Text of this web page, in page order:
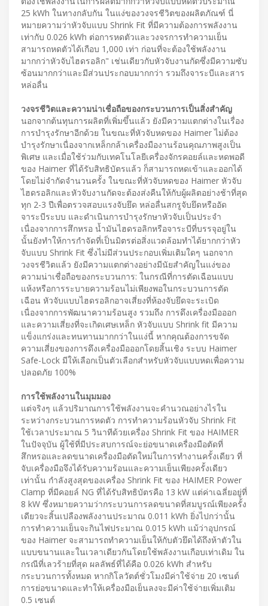
25 kWh ในทางกลับกัน ในแง่ของวงจรชีวิตของผลิตภัณฑ์ นี่
หมายความว่าหัวจับแบบ Shrink Fit ที่มีความต้องการพลังงาน
เท่ากับ 0.026 kWh ต่อการหดตัวและวงจรการทำความเย็น
สามารถหดตัวได้เกือบ 1,000 เท่า ก่อนที่จะต้องใช้พลังงาน
มากกว่าหัวจับไฮดรอลิก" เช่นเดียวกับหัวจับงานกัดซึ่งมีความซับ
ซ้อนมากกว่าและมีส่วนประกอบมากกว่า รวมถึงจาระบีและสาร
หล่อลื่น
วงจรชีวิตและความน่าเชื่อถือของกระบวนการเป็นสิ่งสำคัญ
นอกจากต้นทุนการผลิตที่เพิ่มขึ้นแล้ว ยังมีความแตกต่างในเรื่อง
การบำรุงรักษาอีกด้วย ในขณะที่หัวจับหดของ Haimer ไม่ต้อง
บำรุงรักษาเนื่องจากเหล็กกล้าเครื่องมืองานร้อนคุณภาพสูงเป็น
พิเศษ และเมื่อใช้ร่วมกับเทคโนโลยีเครื่องจักรคอยล์และหดพอดี
ของ Haimer ที่ได้รับสิทธิบัตรแล้ว ก็สามารถหดเข้าและออกได้
โดยไม่จำกัดจำนวนครั้ง ในขณะที่หัวจับหดของ Haimer หัวจับ
ไฮดรอลิกและหัวจับงานกัดจะต้องส่งคืนให้กับผู้ผลิตอย่างช้าที่สุด
ทุก 2-3 ปีเพื่อตรวจสอบแรงจับยึด หล่อลื่นสกรูจับยึดหรืออัด
จาระบีระบบ และดำเนินการบำรุงรักษาหัวจับเป็นประจำ
เนื่องจากการสึกหรอ น้ำมันไฮดรอลิกหรือจาระบีที่บรรจุอยู่ใน
นั้นยังทำให้การกำจัดที่เป็นมิตรต่อสิ่งแวดล้อมทำได้ยากกว่าหัว
จับแบบ Shrink Fit ซึ่งไม่มีส่วนประกอบเพิ่มเติมใดๆ นอกจาก
วงจรชีวิตแล้ว ยังมีความแตกต่างอย่างมีนัยสำคัญในแง่ของ
ความน่าเชื่อถือของกระบวนการ: ในกรณีที่การตัดเฉือนแบบ
แห้งหรือการระบายความร้อนไม่เพียงพอในกระบวนการตัด
เฉือน หัวจับแบบไฮดรอลิกอาจเสี่ยงที่ห้องจับยึดจะระเบิด
เนื่องจากการพัฒนาความร้อนสูง รวมถึง การดึงเครื่องมือออก
และความเสี่ยงที่จะเกิดเศษเหล็ก หัวจับแบบ Shrink fit มีความ
แข็งแกร่งและทนทานมากกว่าในแง่นี้ หากคุณต้องการขจัด
ความเสี่ยงของการดึงเครื่องมือออกโดยสิ้นเชิง ระบบ Haimer
Safe-Lock มีให้เลือกเป็นตัวเลือกสำหรับหัวจับแบบหดเพื่อความ
ปลอดภัย 100%
การใช้พลังงานในมุมมอง
แต่จริงๆ แล้วปริมาณการใช้พลังงานจะคำนวณอย่างไรใน
ระหว่างกระบวนการหดตัว การทำความร้อนหัวจับ Shrink Fit
ใช้เวลาประมาณ 5 วินาทีด้วยเครื่อง Shrink Fit ของ HAIMER
ในปัจจุบัน ผู้ใช้ที่มีประสบการณ์จะย่อขนาดเครื่องมือตัดที่
สึกหรอและลดขนาดเครื่องมือตัดใหม่ในการทำงานครั้งเดียว ที่
จับเครื่องมือจึงได้รับความร้อนและความเย็นเพียงครั้งเดียว
เท่านั้น กำลังสูงสุดของเครื่อง Shrink Fit ของ HAIMER Power
Clamp ที่มีคอยล์ NG ที่ได้รับสิทธิบัตรคือ 13 kW แต่ค่าเฉลี่ยอยู่ที่
8 kW ซึ่งหมายความว่ากระบวนการลดขนาดที่สมบูรณ์เพียงครั้ง
เดียวจะสิ้นเปลืองพลังงานประมาณ 0.011 kWh ยิ่งไปกว่านั้น
การทำความเย็นจะกินไฟประมาณ 0.015 kWh แม้ว่าอุปกรณ์
ของ Haimer จะสามารถทำความเย็นให้กับตัวยึดได้ถึงห้าตัวใน
แบบขนานและในเวลาเดียวกันโดยใช้พลังงานเกือบเท่าเดิม ใน
กรณีที่เลวร้ายที่สุด ผลลัพธ์ที่ได้คือ 0.026 kWh สำหรับ
กระบวนการทั้งหมด หากกิโลวัตต์ชั่วโมงมีค่าใช้จ่าย 20 เซนต์
การย่อขนาดและทำให้เครื่องมือเย็นลงจะมีค่าใช้จ่ายเพิ่มเติม
0.5 เซนต์